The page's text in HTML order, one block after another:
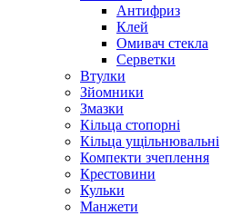
Антифриз
Клей
Омивач стекла
Серветки
Втулки
Зйомники
Змазки
Кільца стопорні
Кільца ущільнювальні
Компекти зчеплення
Крестовини
Кульки
Манжети